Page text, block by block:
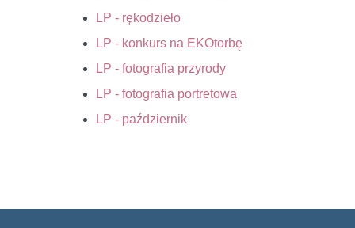
LP - rękodzieło
LP - konkurs na EKOtorbę
LP - fotografia przyrody
LP - fotografia portretowa
LP - październik